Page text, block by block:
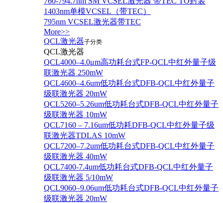
1403nm单模VCSEL（带TEC）
795nm VCSEL激光器带TEC
More>>
QCL激光器子分类
QCL激光器
QCL4000–4.0μm高功耗台式FP-QCL中红外量子级
联激光器 250mW
QCL4600–4.6um低功耗台式DFB-QCL中红外量子
级联激光器 20mW
QCL5260–5.26um低功耗台式DFB-QCL中红外量子
级联激光器 10mW
QCL7160 – 7.16um低功耗DFB-QCL中红外量子级
联激光器TDLAS 10mW
QCL7200–7.2um低功耗台式DFB-QCL中红外量子
级联激光器 40mW
QCL7400-7.4um低功耗台式DFB-QCL中红外量子
级联激光器 5/10mW
QCL9060–9.06um低功耗台式DFB-QCL中红外量子
级联激光器 20mW